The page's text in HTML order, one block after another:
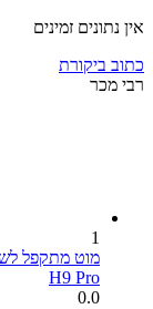
אין נתונים זמינים
כתוב ביקורת
רבי מכר
1
H9 Pro
0.0